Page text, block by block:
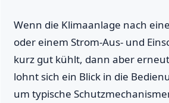
Wenn die Klimaanlage nach
oder einem Strom-Aus- und
kurz gut kühlt, dann aber
lohnt sich ein Blick in die
um typische